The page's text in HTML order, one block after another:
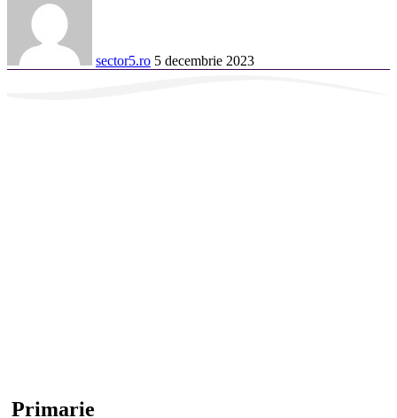
sector5.ro 5 decembrie 2023
Primarie